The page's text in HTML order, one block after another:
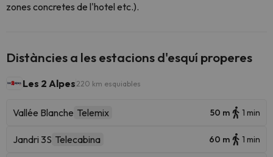
zones concretes de l'hotel etc.).
Distàncies a les estacions d'esquí properes
Les 2 Alpes 220 km esquiables
Vallée Blanche Telemix 50 m 1 min
Jandri 3S Telecabina 60 m 1 min